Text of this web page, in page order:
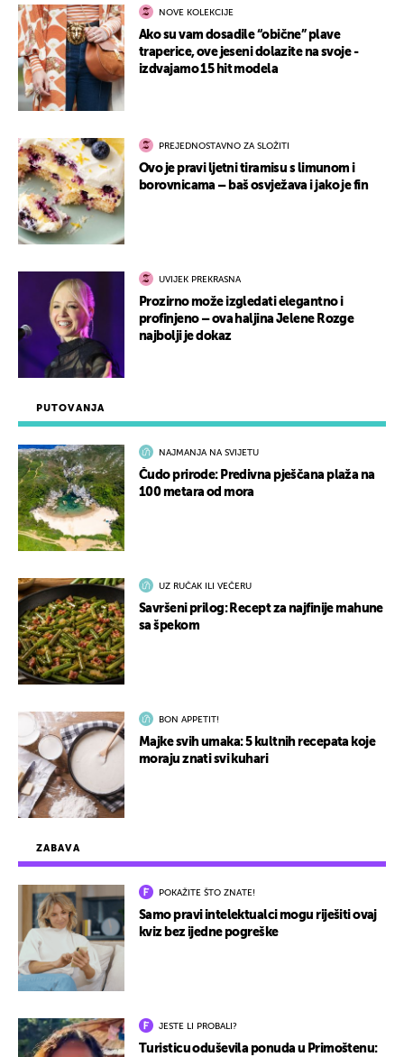
ZABAVA
POKAŽITE ŠTO ZNATE!
Samo pravi intelektualci mogu riješiti ovaj
kviz bez ijedne pogreške
JESTE LI PROBALI?
Turisticu oduševila ponuda u Primoštenu:
PUTOVANJA
NAJMANJA NA SVIJETU
Čudo prirode: Predivna pješčana plaža na
100 metara od mora
UZ RUČAK ILI VEČERU
Savršeni prilog: Recept za najfinije mahune
sa špekom
BON APPETIT!
Majke svih umaka: 5 kultnih recepata koje
moraju znati svi kuhari
NOVE KOLEKCIJE
Ako su vam dosadile “obične” plave
traperice, ove jeseni dolazite na svoje -
izdvajamo 15 hit modela
PREJEDNOSTAVNO ZA SLOŽITI
Ovo je pravi ljetni tiramisu s limunom i
borovnicama – baš osvježava i jako je fin
UVIJEK PREKRASNA
Prozirno može izgledati elegantno i
profinjeno – ova haljina Jelene Rozge
najbolji je dokaz